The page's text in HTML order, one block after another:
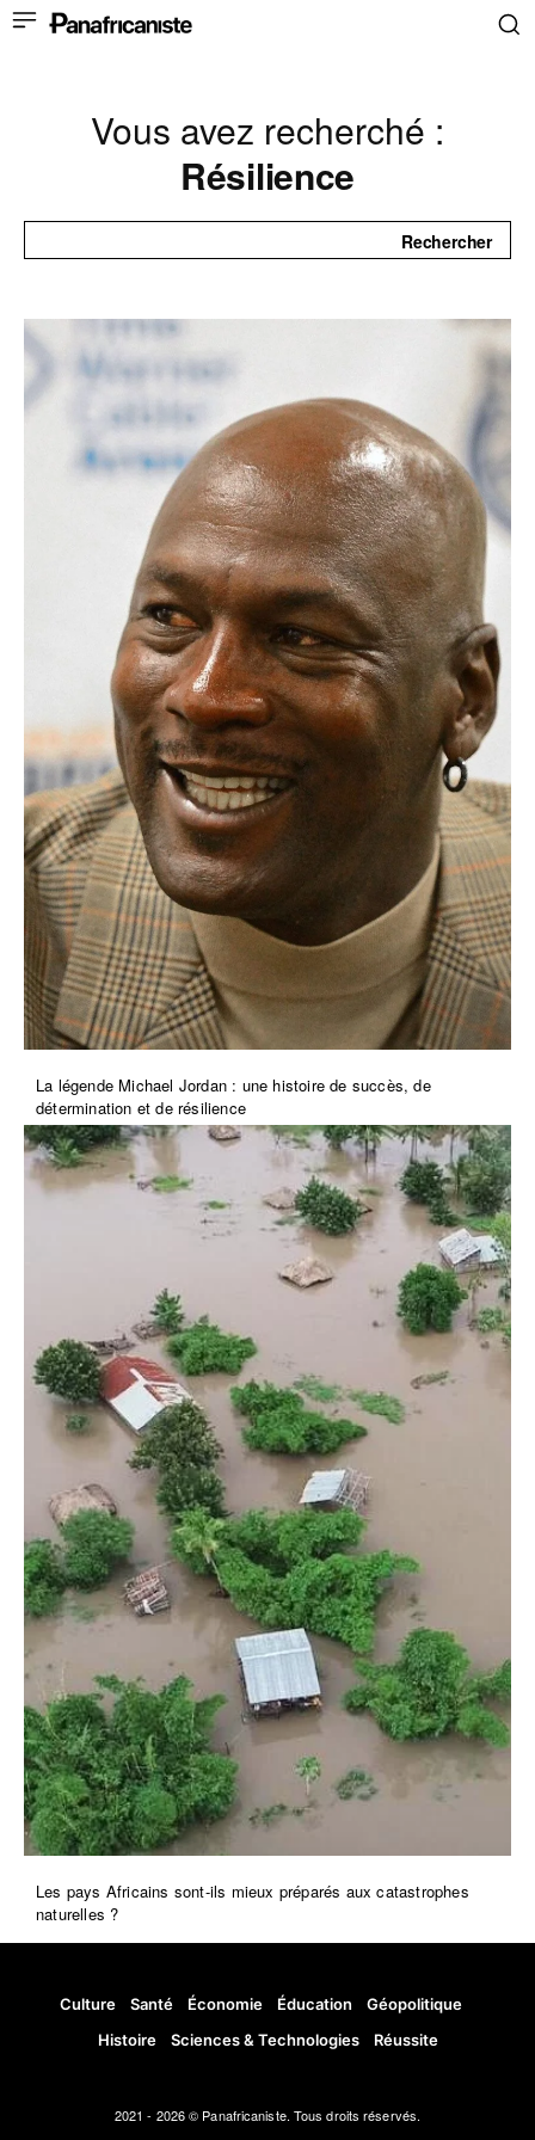
Vous avez recherché :
Résilience
Rechercher
La légende Michael Jordan : une histoire de succès, de
détermination et de résilience
Les pays Africains sont-ils mieux préparés aux catastrophes
naturelles ?
Culture Santé Économie Éducation
Géopolitique
Histoire
Sciences & Technologies Réussite
2021 - 2026 © Panafricaniste. Tous droits réservés.